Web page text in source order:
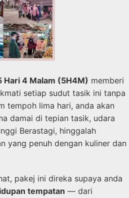
Hari 4 Malam (5H4M) memberi
setiap sudut tasik ini tanpa
tempoh lima hari, anda akan
damai di tepian tasik, udara
Berastagi, hinggalah
yang penuh dengan kuliner dan
pakej ini direka supaya anda
tempatan — dari